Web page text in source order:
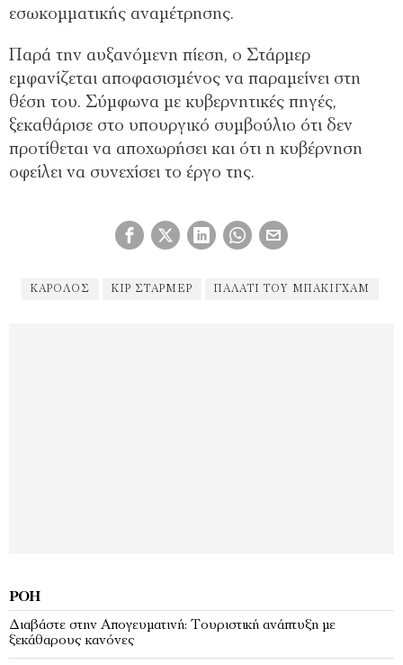
εσωκομματικής αναμέτρησης.
Παρά την αυξανόμενη πίεση, ο Στάρμερ
εμφανίζεται αποφασισμένος να παραμείνει στη
θέση του. Σύμφωνα με κυβερνητικές πηγές,
ξεκαθάρισε στο υπουργικό συμβούλιο ότι δεν
προτίθεται να αποχωρήσει και ότι η κυβέρνηση
οφείλει να συνεχίσει το έργο της.
ΚΑΡΟΛΟΣ ΚΙΡ ΣΤΆΡΜΕΡ ΠΑΛΆΤΙ ΤΟΥ ΜΠΆΚΙΓΧΑΜ
ΡΟΉ
Διαβάστε στην Απογευματινή: Τουριστική ανάπτυξη με
ξεκάθαρους κανόνες